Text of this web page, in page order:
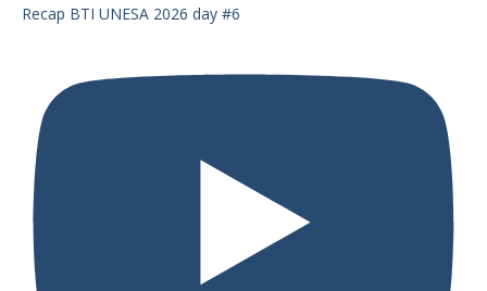
Recap BTI UNESA 2026 day #6